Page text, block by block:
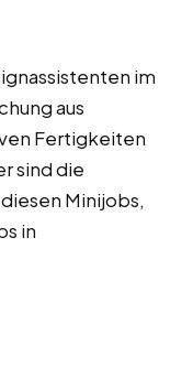
im
aus
Fertigkeiten
sind die
Minijobs,
in